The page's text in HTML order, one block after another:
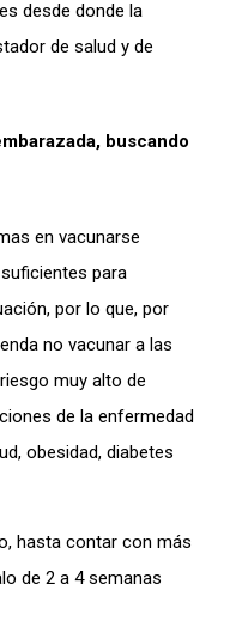
desde donde la
de salud y de
buscando
en vacunarse
para
por lo que, por
no vacunar a las
muy alto de
de la enfermedad
obesidad, diabetes
hasta contar con más
de 2 a 4 semanas